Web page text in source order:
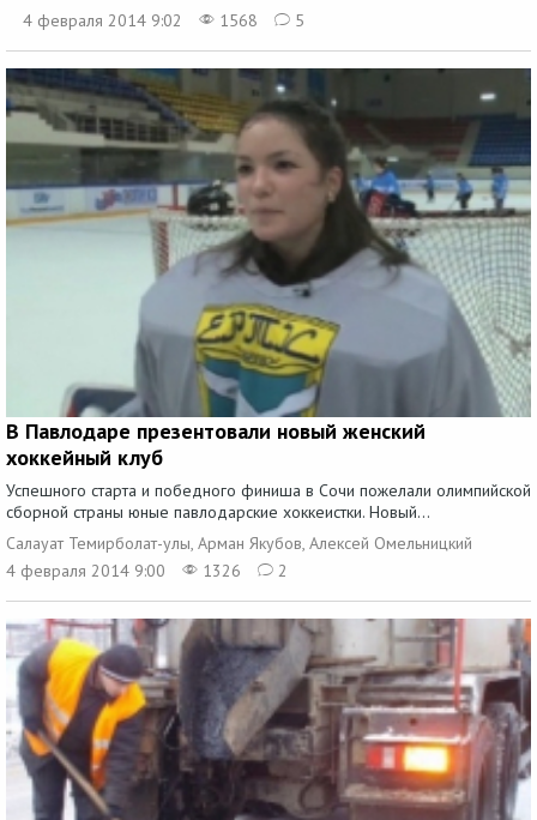
4 февраля 2014 9:02
1568 5
В Павлодаре презентовали новый женский
хоккейный клуб
Успешного старта и победного финиша в Сочи пожелали олимпийской
сборной страны юные павлодарские хоккеистки. Новый...
Салауат Темирболат-улы, Арман Якубов, Алексей Омельницкий
4 февраля 2014 9:00
1326 2